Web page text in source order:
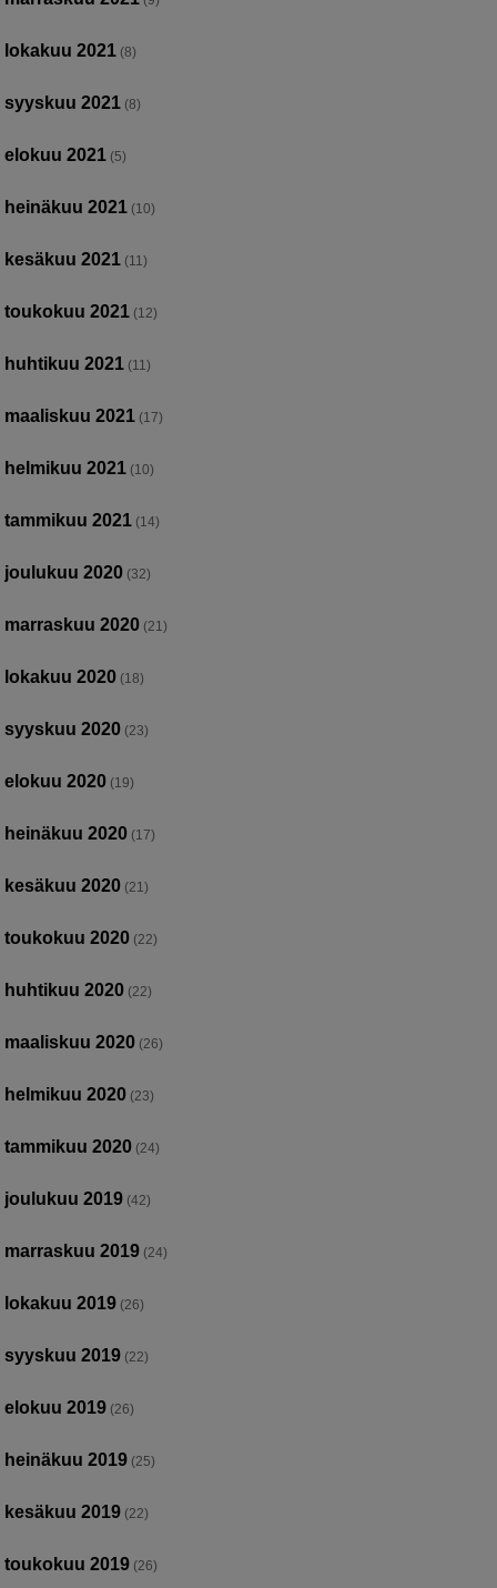
lokakuu 2021 (8)
syyskuu 2021 (8)
elokuu 2021 (5)
heinäkuu 2021 (10)
kesäkuu 2021 (11)
toukokuu 2021 (12)
huhtikuu 2021 (11)
maaliskuu 2021 (17)
helmikuu 2021 (10)
tammikuu 2021 (14)
joulukuu 2020 (32)
marraskuu 2020 (21)
lokakuu 2020 (18)
syyskuu 2020 (23)
elokuu 2020 (19)
heinäkuu 2020 (17)
kesäkuu 2020 (21)
toukokuu 2020 (22)
huhtikuu 2020 (22)
maaliskuu 2020 (26)
helmikuu 2020 (23)
tammikuu 2020 (24)
joulukuu 2019 (42)
marraskuu 2019 (24)
lokakuu 2019 (26)
syyskuu 2019 (22)
elokuu 2019 (26)
heinäkuu 2019 (25)
kesäkuu 2019 (22)
toukokuu 2019 (26)